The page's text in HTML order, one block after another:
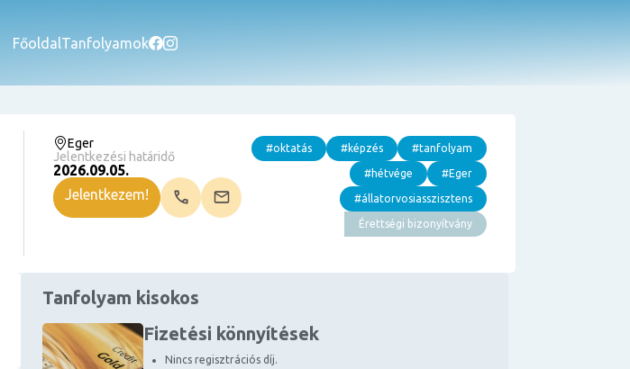
Főoldal Tanfolyamok
Eger
Jelentkezési határidő
2026.09.05.
Jelentkezem!
#oktatás #képzés #tanfolyam
#hétvége #Eger
#állatorvosiasszisztens
Érettségi bizonyítvány
Tanfolyam kisokos
Fizetési könnyítések
Nincs regisztrációs díj.